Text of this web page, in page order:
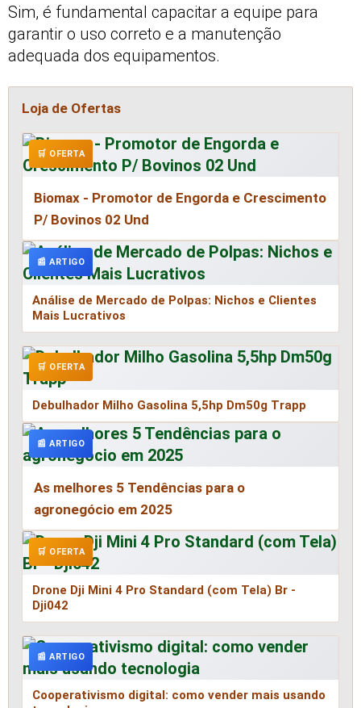
Sim, é fundamental capacitar a equipe para
garantir o uso correto e a manutenção
adequada dos equipamentos.
Loja de Ofertas
🛒 OFERTA
Biomax - Promotor de Engorda e Crescimento
P/ Bovinos 02 Und
📰 ARTIGO
Análise de Mercado de Polpas: Nichos e Clientes
Mais Lucrativos
🛒 OFERTA
Debulhador Milho Gasolina 5,5hp Dm50g Trapp
📰 ARTIGO
As melhores 5 Tendências para o
agronegócio em 2025
🛒 OFERTA
Drone Dji Mini 4 Pro Standard (com Tela) Br -
Dji042
📰 ARTIGO
Cooperativismo digital: como vender mais usando